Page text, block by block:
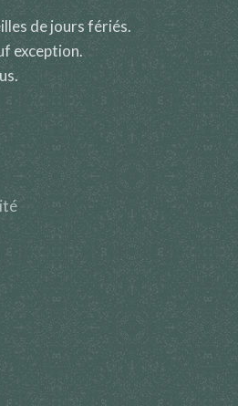
de jours fériés.
exception.